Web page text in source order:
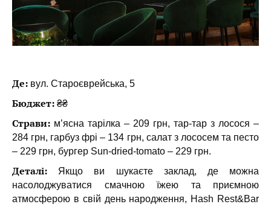
Де: вул. Староєврейська, 5
Бюджет: ₴₴
Страви: м’ясна тарілка – 209 грн, тар-тар з лосося –
284 грн, гарбуз фрі – 134 грн, салат з лососем та песто
– 229 грн, бургер Sun-dried-tomato – 229 грн.
Деталі: Якщо ви шукаєте заклад, де можна
насолоджуватися смачною їжею та приємною
атмосферою в свій день народження, Hash Rest&Bar